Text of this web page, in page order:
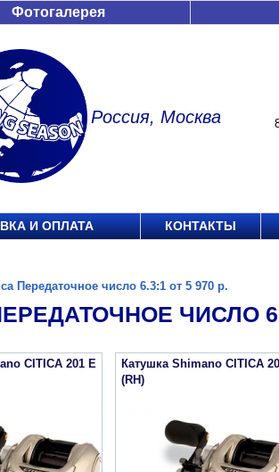
Фотогалерея
Россия, Москва
И ОПЛАТА КОНТАКТЫ
Передаточное число 6.3:1 от 5 970 р.
ЧИСЛО
CITICA 201 E
Катушка Shimano CITICA
(RH)